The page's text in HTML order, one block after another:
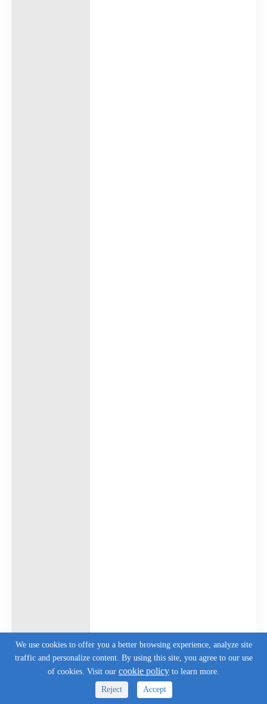
We use cookies to offer you a better browsing experience, analyze site
traffic and personalize content. By using this site, you agree to our use
of cookies. Visit our cookie policy to learn more.
Reject
Accept